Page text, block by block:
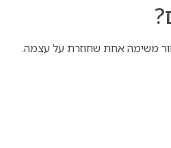
משימה אחת שחוזרת על עצמה.